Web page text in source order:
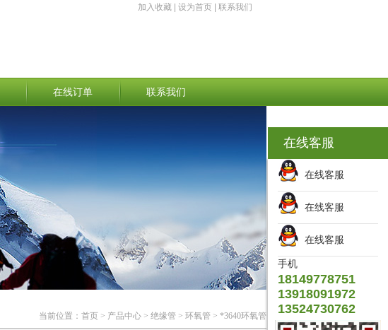
加入收藏 设为首页 联系我们
在线订单 联系我们
当前位置： 首页 > 产品中心 > 绝缘管 > 环氧管 > *3640环氧管
在线客服
在线客服
在线客服
在线客服
手机
18149778751
13918091972
13524730762